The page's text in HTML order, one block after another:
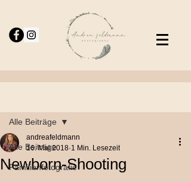
Alle Beiträge
Familienfotografie
Alle Beiträge
Newborn-Shooting
andreafeldmann
16. Mai 2018 1 Min. Lesezeit